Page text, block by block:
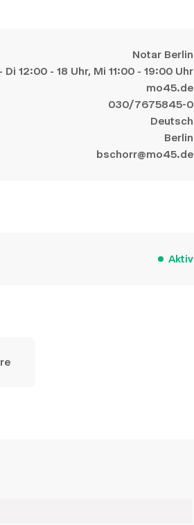
Notar Berlin
Di 12:00 - 18 Uhr, Mi 11:00 - 19:00 Uhr
mo45.de
030/7675845-0
Deutsch
Berlin
bschorr@mo45.de
Aktiv